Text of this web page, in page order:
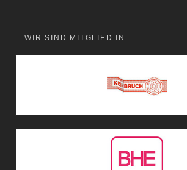
WIR SIND MITGLIED IN